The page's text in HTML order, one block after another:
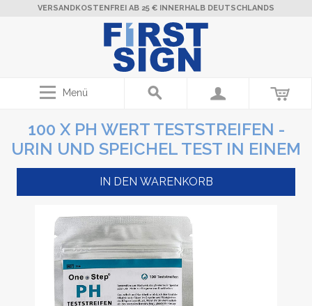
VERSANDKOSTENFREI AB 25 € INNERHALB DEUTSCHLANDS
Menü
100 X PH WERT TESTSTREIFEN -
URIN UND SPEICHEL TEST IN EINEM
IN DEN WARENKORB